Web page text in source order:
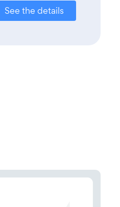
See the details